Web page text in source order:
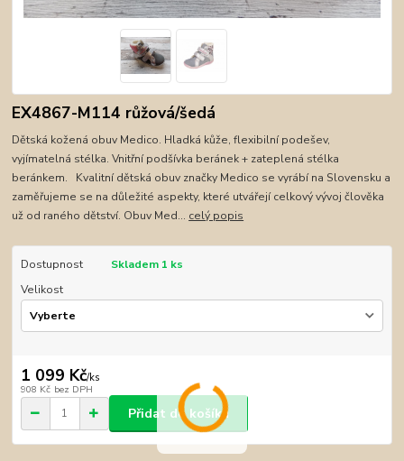
EX4867-M114 růžová/šedá
Dětská kožená obuv Medico. Hladká kůže, flexibilní podešev,
vyjímatelná stélka. Vnitřní podšívka beránek + zateplená stélka
beránkem. Kvalitní dětská obuv značky Medico se vyrábí na Slovensku a
zaměřujeme se na důležité aspekty, které utvářejí celkový vývoj člověka
už od raného dětství. Obuv Med... celý popis
Dostupnost
Skladem 1 ks
Velikost
1 099 Kč/ks
908 Kč bez DPH
Přidat do košíku